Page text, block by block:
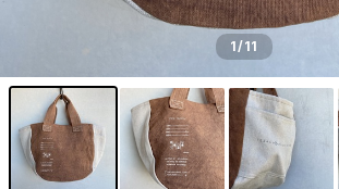
1/11